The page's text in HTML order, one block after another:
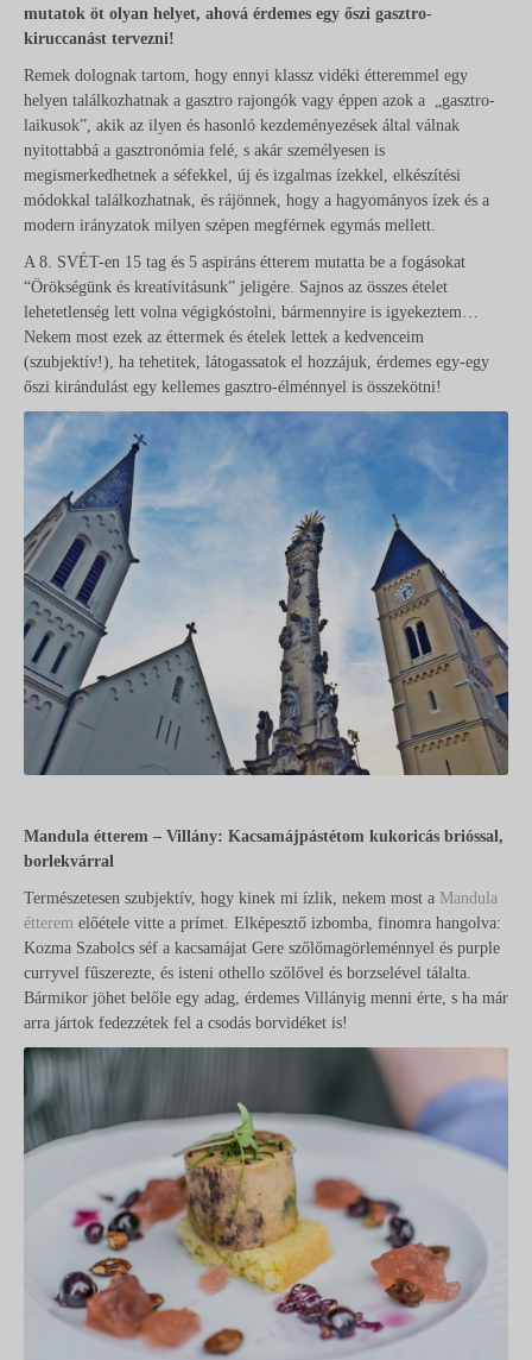
mutatok öt olyan helyet, ahová érdemes egy őszi gasztro-
kiruccanást tervezni!
Remek dolognak tartom, hogy ennyi klassz vidéki étteremmel egy
helyen találkozhatnak a gasztro rajongók vagy éppen azok a „gasztro-
laikusok”, akik az ilyen és hasonló kezdeményezések által válnak
nyitottabbá a gasztronómia felé, s akár személyesen is
megismerkedhetnek a séfekkel, új és izgalmas ízekkel, elkészítési
módokkal találkozhatnak, és rájönnek, hogy a hagyományos ízek és a
modern irányzatok milyen szépen megférnek egymás mellett.
A 8. SVÉT-en 15 tag és 5 aspiráns étterem mutatta be a fogásokat
“Örökségünk és kreatívitásunk” jeligére. Sajnos az összes ételet
lehetetlenség lett volna végigkóstolni, bármennyire is igyekeztem…
Nekem most ezek az éttermek és ételek lettek a kedvenceim
(szubjektív!), ha tehetitek, látogassatok el hozzájuk, érdemes egy-egy
őszi kirándulást egy kellemes gasztro-élménnyel is összekötni!
Mandula étterem – Villány: Kacsamájpástétom kukoricás brióssal,
borlekvárral
Természetesen szubjektív, hogy kinek mi ízlik, nekem most a Mandula
étterem előétele vitte a prímet. Elképesztő izbomba, finomra hangolva:
Kozma Szabolcs séf a kacsamájat Gere szőlőmagörleménnyel és purple
curryvel fűszerezte, és isteni othello szőlővel és borzselével tálalta.
Bármikor jöhet belőle egy adag, érdemes Villányig menni érte, s ha már
arra jártok fedezzétek fel a csodás borvidéket is!